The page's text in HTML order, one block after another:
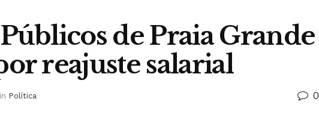
de Praia Grande
reajuste salarial
in Política 0